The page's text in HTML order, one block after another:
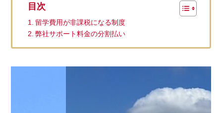
目次
留学費用が非課税になる制度
弊社サポート料金の分割払い